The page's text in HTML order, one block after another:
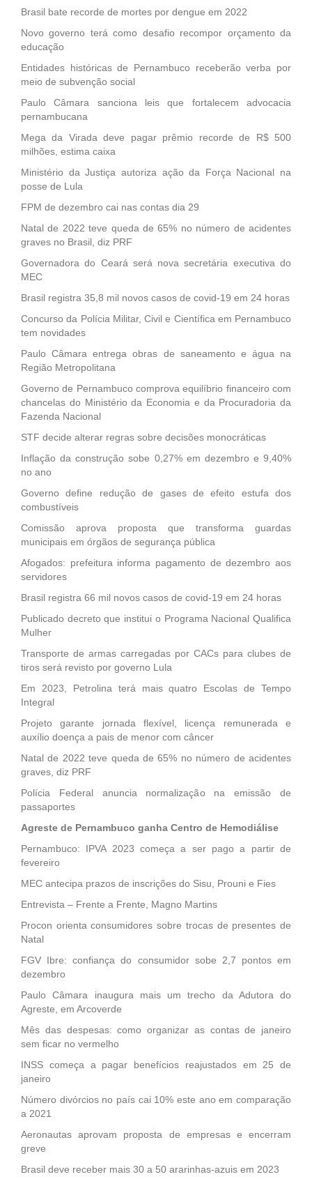
Brasil bate recorde de mortes por dengue em 2022
Novo governo terá como desafio recompor orçamento da
educação
Entidades históricas de Pernambuco receberão verba por
meio de subvenção social
Paulo Câmara sanciona leis que fortalecem advocacia
pernambucana
Mega da Virada deve pagar prêmio recorde de R$ 500
milhões, estima caixa
Ministério da Justiça autoriza ação da Força Nacional na
posse de Lula
FPM de dezembro cai nas contas dia 29
Natal de 2022 teve queda de 65% no número de acidentes
graves no Brasil, diz PRF
Governadora do Ceará será nova secretária executiva do
MEC
Brasil registra 35,8 mil novos casos de covid-19 em 24 horas
Concurso da Polícia Militar, Civil e Científica em Pernambuco
tem novidades
Paulo Câmara entrega obras de saneamento e água na
Região Metropolitana
Governo de Pernambuco comprova equilíbrio financeiro com
chancelas do Ministério da Economia e da Procuradoria da
Fazenda Nacional
STF decide alterar regras sobre decisões monocráticas
Inflação da construção sobe 0,27% em dezembro e 9,40%
no ano
Governo define redução de gases de efeito estufa dos
combustíveis
Comissão aprova proposta que transforma guardas
municipais em órgãos de segurança pública
Afogados: prefeitura informa pagamento de dezembro aos
servidores
Brasil registra 66 mil novos casos de covid-19 em 24 horas
Publicado decreto que institui o Programa Nacional Qualifica
Mulher
Transporte de armas carregadas por CACs para clubes de
tiros será revisto por governo Lula
Em 2023, Petrolina terá mais quatro Escolas de Tempo
Integral
Projeto garante jornada flexível, licença remunerada e
auxílio doença a pais de menor com câncer
Natal de 2022 teve queda de 65% no número de acidentes
graves, diz PRF
Polícia Federal anuncia normalização na emissão de
passaportes
Agreste de Pernambuco ganha Centro de Hemodiálise
Pernambuco: IPVA 2023 começa a ser pago a partir de
fevereiro
MEC antecipa prazos de inscrições do Sisu, Prouni e Fies
Entrevista – Frente a Frente, Magno Martins
Procon orienta consumidores sobre trocas de presentes de
Natal
FGV Ibre: confiança do consumidor sobe 2,7 pontos em
dezembro
Paulo Câmara inaugura mais um trecho da Adutora do
Agreste, em Arcoverde
Mês das despesas: como organizar as contas de janeiro
sem ficar no vermelho
INSS começa a pagar benefícios reajustados em 25 de
janeiro
Número divórcios no país cai 10% este ano em comparação
a 2021
Aeronautas aprovam proposta de empresas e encerram
greve
Brasil deve receber mais 30 a 50 ararinhas-azuis em 2023